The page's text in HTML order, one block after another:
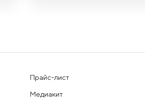
Прайс-лист
Медиакит